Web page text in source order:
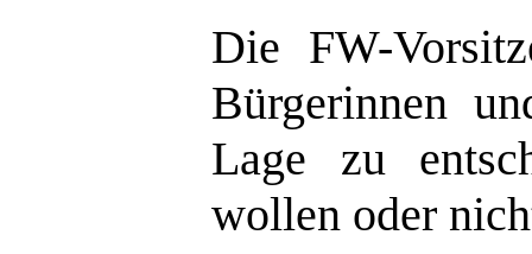
Die FW-
Bürgerinnen
Lage zu
wollen oder